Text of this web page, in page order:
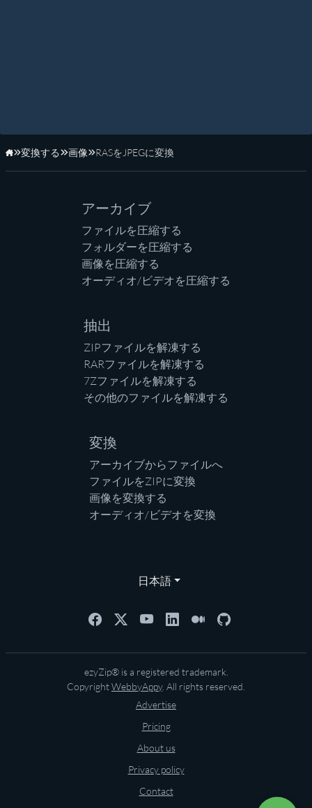
ホーム
変換する 画像 RASをJPEGに変換
アーカイブ
ファイルを圧縮する
フォルダーを圧縮する
画像を圧縮する
オーディオ/ビデオを圧縮する
抽出
ZIPファイルを解凍する
RARファイルを解凍する
7Zファイルを解凍する
その他のファイルを解凍する
変換
アーカイブからファイルへ
ファイルをZIPに変換
画像を変換する
オーディオ/ビデオを変換
日本語
ezyZip® is a registered trademark.
CopyrightWebbyAppy. All rights reserved.
Advertise
Pricing
About us
Privacy policy
Contact